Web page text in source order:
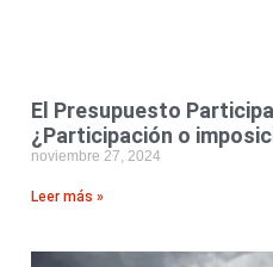
El Presupuesto
¿Participación o
noviembre 27, 2024
Leer más »